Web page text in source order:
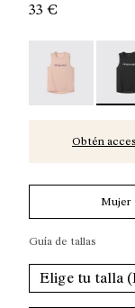
33 €
Race Tank NN
Obtén
Mujer
Guía de tallas
Elige tu talla